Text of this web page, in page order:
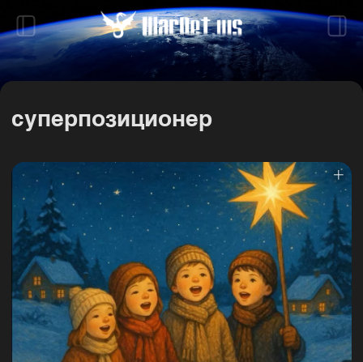
суперпозиционер